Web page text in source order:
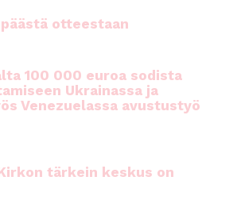
otteestaan
100 000 euroa sodista
Ukrainassa ja
Venezuelassa avustustyö
tärkein keskus on